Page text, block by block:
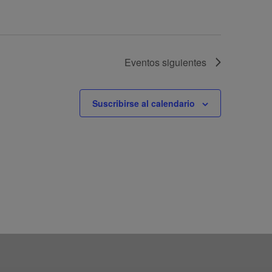
Eventos siguientes
Suscribirse al calendario